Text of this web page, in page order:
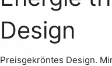
Design
Preisgekröntes Design.